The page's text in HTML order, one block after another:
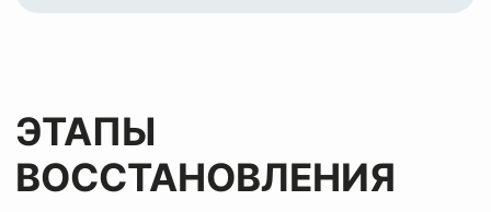
Оставьте заявкуи мы с